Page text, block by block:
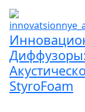
StyroFoam